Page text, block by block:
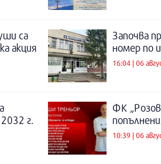
са
акция
Започва
номер по
16:04 | 06
г.
ФК
10:39 | 06